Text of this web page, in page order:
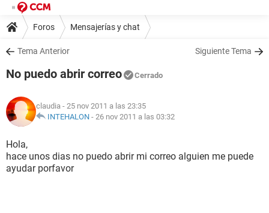
Foros Mensajerías y chat
Tema Anterior Siguiente Tema
No puedo abrir correo Cerrado
claudia - 25 nov 2011 a las 23:35
INTEHALON - 26 nov 2011 a las 03:32
Hola,
hace unos dias no puedo abrir mi correo alguien me puede
ayudar porfavor